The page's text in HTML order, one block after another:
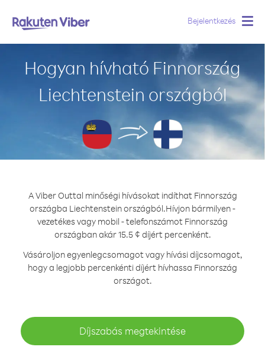
Bejelentkezés
Hogyan hívható Finnország
Liechtenstein országból
A Viber Outtal minőségi hívásokat indíthat Finnország
országba Liechtenstein országból.Hívjon bármilyen -
vezetékes vagy mobil - telefonszámot Finnország
országban akár 15.5 ¢ díjért percenként.
Vásároljon egyenlegcsomagot vagy hívási díjcsomagot,
hogy a legjobb percenkénti díjért hívhassa Finnország
országot.
Díjszabás megtekintése